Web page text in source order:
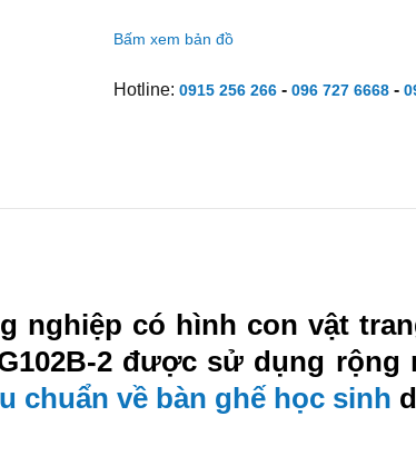
Bấm xem bản đồ
Hotline: 0915 256 266- 096 727 6668-
nghiệp có hình con vật
2 được sử dụng
chuẩn về bàn ghế học sinh